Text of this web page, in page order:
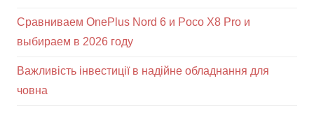
Сравниваем OnePlus Nord 6 и Poco X8 Pro и
выбираем в 2026 году
Важливість інвестиції в надійне обладнання для
човна